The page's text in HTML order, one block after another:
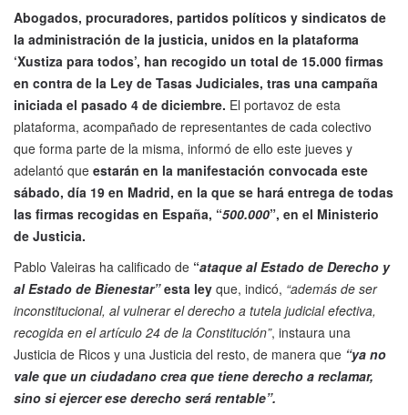
Abogados, procuradores, partidos políticos y sindicatos de
la administración de la justicia, unidos en la plataforma
‘Xustiza para todos’, han recogido un total de 15.000 firmas
en contra de la Ley de Tasas Judiciales, tras una campaña
iniciada el pasado 4 de diciembre. El portavoz de esta
plataforma, acompañado de representantes de cada colectivo
que forma parte de la misma, informó de ello este jueves y
adelantó que estarán en la manifestación convocada este
sábado, día 19 en Madrid, en la que se hará entrega de todas
las firmas recogidas en España, “500.000”, en el Ministerio
de Justicia.
Pablo Valeiras ha calificado de “ataque al Estado de Derecho y
al Estado de Bienestar”esta ley que, indicó, “además de ser
inconstitucional, al vulnerar el derecho a tutela judicial efectiva,
recogida en el artículo 24 de la Constitución”, instaura una
Justicia de Ricos y una Justicia del resto, de manera que “ya no
vale que un ciudadano crea que tiene derecho a reclamar,
sino si ejercer ese derecho será rentable”.